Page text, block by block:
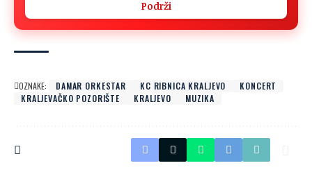
Podrži
OZNAKE: DAMAR ORKESTAR KC RIBNICA KRALJEVO
KONCERT
KRALJEVAČKO POZORIŠTE
KRALJEVO MUZIKA